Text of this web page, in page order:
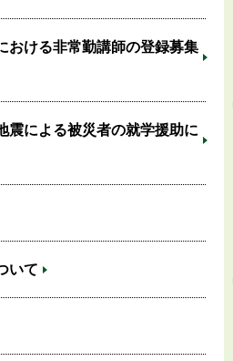
おける非常勤講師の登録募集
震による被災者の就学援助に
いて